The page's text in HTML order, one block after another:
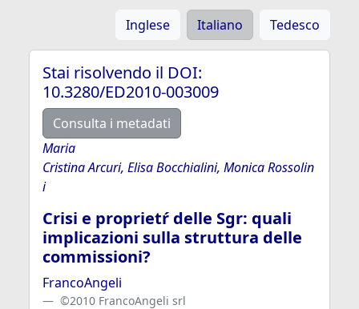
Inglese Italiano Tedesco
Stai risolvendo il DOI:
10.3280/ED2010-003009
Consulta i metadati
Maria
Cristina Arcuri, Elisa Bocchialini, Monica Rossolin
i
Crisi e proprietŕ delle Sgr: quali
implicazioni sulla struttura delle
commissioni?
FrancoAngeli
©2010 FrancoAngeli srl